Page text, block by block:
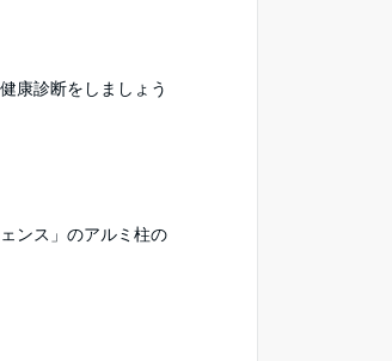
康診断をしましょう
ンス」のアルミ柱の